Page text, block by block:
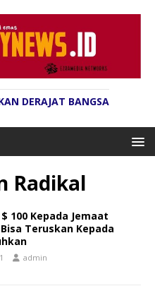
DERAJAT BANGSA
Radikal
100 Kepada Jemaat
Teruskan Kepada
admin